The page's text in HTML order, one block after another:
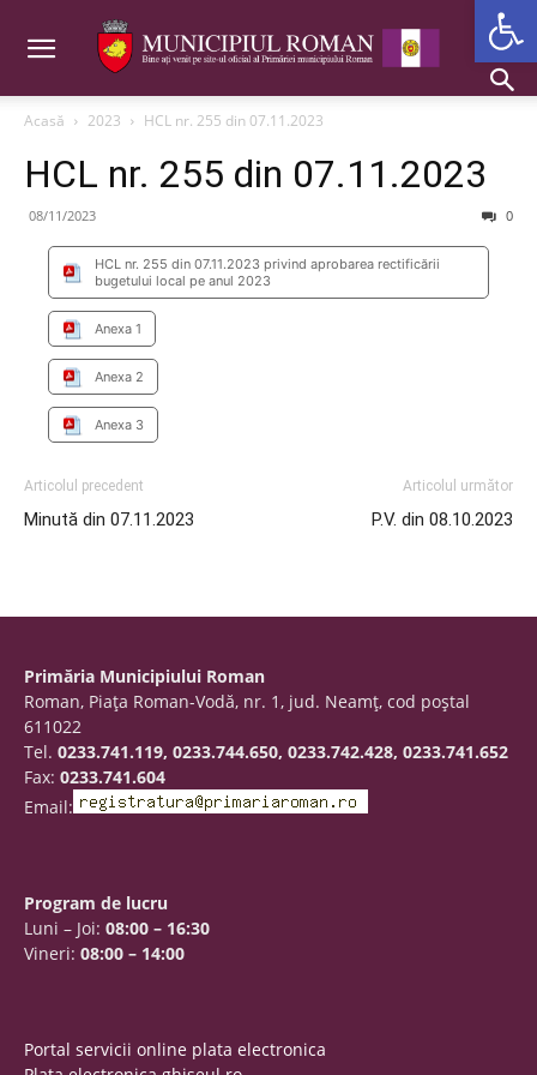
Acasă 2023 HCL nr. 255 din 07.11.2023
HCL nr. 255 din 07.11.2023
08/11/2023 0
HCL nr. 255 din 07.11.2023 privind aprobarea rectificării
bugetului local pe anul 2023
Anexa 1
Anexa 2
Anexa 3
Articolul precedent
Minută din 07.11.2023
Articolul următor
P.V. din 08.10.2023
Primăria Municipiului Roman
Roman, Piaţa Roman-Vodă, nr. 1, jud. Neamţ, cod poştal
611022
Tel. 0233.741.119, 0233.744.650, 0233.742.428, 0233.741.652
Fax: 0233.741.604
Email:
Program de lucru
Luni – Joi: 08:00 – 16:30
Vineri: 08:00 – 14:00
Portal servicii online plata electronica